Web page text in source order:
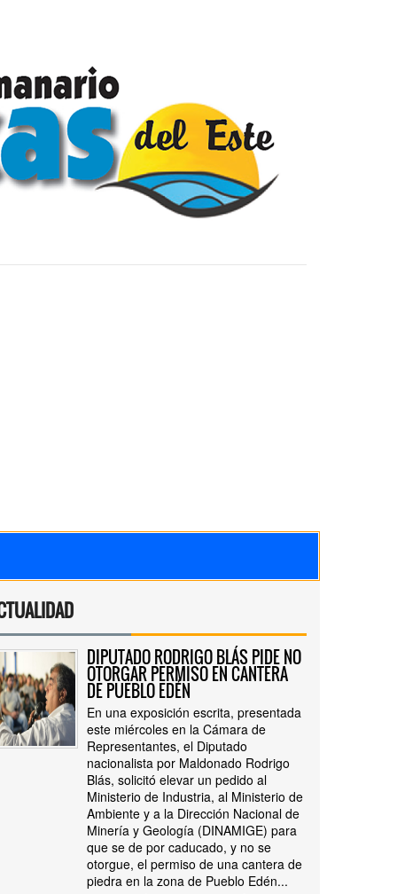
DIPUTADO RODRIGO BLÁS PIDE NO
OTORGAR PERMISO EN CANTERA
DE PUEBLO EDÉN
En una exposición escrita, presentada
este miércoles en la Cámara de
Representantes, el Diputado
nacionalista por Maldonado Rodrigo
Blás, solicitó elevar un pedido al
Ministerio de Industria, al Ministerio de
Ambiente y a la Dirección Nacional de
Minería y Geología (DINAMIGE) para
que se de por caducado, y no se
otorgue, el permiso de una cantera de
piedra en la zona de Pueblo Edén...